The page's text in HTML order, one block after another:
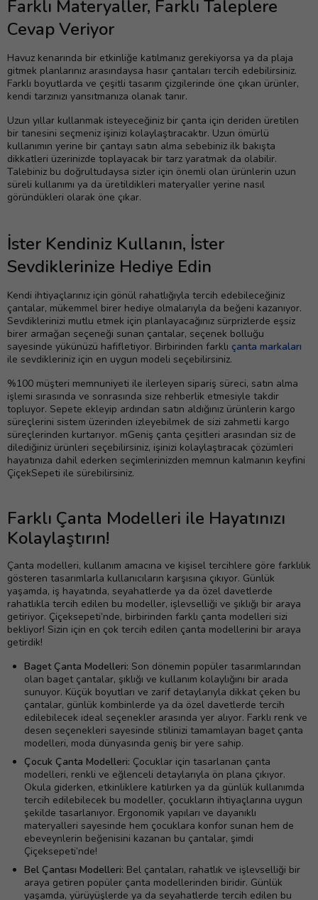
Farklı Materyaller, Farklı Taleplere
Cevap Veriyor
Havuz kenarında bir etkinliğe katılmanız gerekiyorsa ya da plaja
gitmek planlarınız arasındaysa hasır çantaları tercih edebilirsiniz.
Farklı boyutlarda ve çeşitli tasarım çizgilerinde öne çıkan ürünler,
kendi tarzınızı yansıtmanıza olanak tanır.
Uzun yıllar kullanmak isteyeceğiniz bir çanta için deriden üretilen
bir tanesini seçmeniz işinizi kolaylaştıracaktır. Uzun ömürlü
kullanımın yerine bir çantayı satın alma sebebiniz ilk bakışta
dikkatleri üzerinizde toplayacak bir tarz yaratmak da olabilir.
Talebiniz bu doğrultudaysa sizler için önemli olan ürünlerin uzun
süreli kullanımı ya da üretildikleri materyaller yerine nasıl
göründükleri olarak öne çıkar.
İster Kendiniz Kullanın, İster
Sevdiklerinize Hediye Edin
Kendi ihtiyaçlarınız için gönül rahatlığıyla tercih edebileceğiniz
çantalar, mükemmel birer hediye olmalarıyla da beğeni kazanıyor.
Sevdiklerinizi mutlu etmek için planlayacağınız sürprizlerde eşsiz
birer armağan seçeneği sunan çantalar, seçenek bolluğu
sayesinde yükünüzü hafifletiyor. Birbirinden farklı çanta markaları
ile sevdikleriniz için en uygun modeli seçebilirsiniz.
%100 müşteri memnuniyeti ile ilerleyen sipariş süreci, satın alma
işlemi sırasında ve sonrasında size rehberlik etmesiyle takdir
topluyor. Sepete ekleyip ardından satın aldığınız ürünlerin kargo
süreçlerini sistem üzerinden izleyebilmek de sizi zahmetli kargo
süreçlerinden kurtarıyor. mGeniş çanta çeşitleri arasından siz de
dilediğiniz ürünleri seçebilirsiniz, işinizi kolaylaştıracak çözümleri
hayatınıza dahil ederken seçimlerinizden memnun kalmanın keyfini
ÇiçekSepeti ile sürebilirsiniz.
Farklı Çanta Modelleri ile Hayatınızı
Kolaylaştırın!
Çanta modelleri, kullanım amacına ve kişisel tercihlere göre farklılık
gösteren tasarımlarla kullanıcıların karşısına çıkıyor. Günlük
yaşamda, iş hayatında, seyahatlerde ya da özel davetlerde
rahatlıkla tercih edilen bu modeller, işlevselliği ve şıklığı bir araya
getiriyor. Çiçeksepeti’nde, birbirinden farklı çanta modelleri sizi
bekliyor! Sizin için en çok tercih edilen çanta modellerini bir araya
getirdik!
Baget Çanta Modelleri: Son dönemin popüler tasarımlarından
olan baget çantalar, şıklığı ve kullanım kolaylığını bir arada
sunuyor. Küçük boyutları ve zarif detaylarıyla dikkat çeken bu
çantalar, günlük kombinlerde ya da özel davetlerde tercih
edilebilecek ideal seçenekler arasında yer alıyor. Farklı renk ve
desen seçenekleri sayesinde stilinizi tamamlayan baget çanta
modelleri, moda dünyasında geniş bir yere sahip.
Çocuk Çanta Modelleri: Çocuklar için tasarlanan çanta
modelleri, renkli ve eğlenceli detaylarıyla ön plana çıkıyor.
Okula giderken, etkinliklere katılırken ya da günlük kullanımda
tercih edilebilecek bu modeller, çocukların ihtiyaçlarına uygun
şekilde tasarlanıyor. Ergonomik yapıları ve dayanıklı
materyalleri sayesinde hem çocuklara konfor sunan hem de
ebeveynlerin beğenisini kazanan bu çantalar, şimdi
Çiçeksepeti’nde!
Bel Çantası Modelleri: Bel çantaları, rahatlık ve işlevselliği bir
araya getiren popüler çanta modellerinden biridir. Günlük
yaşamda, yürüyüşlerde ya da seyahatlerde tercih edilen bu